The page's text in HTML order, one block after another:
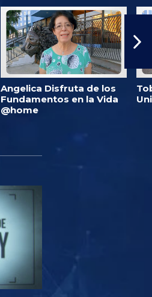
Angelica Disfruta de los
Fundamentos en la Vida
@home